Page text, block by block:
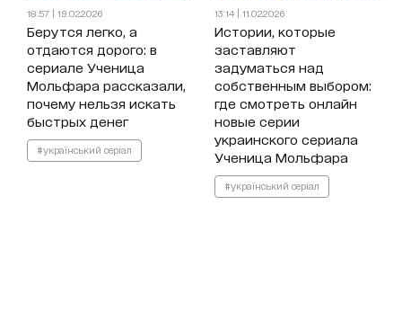
18:57 | 19.02.2026
Берутся легко, а
отдаются дорого: в
сериале Ученица
Мольфара рассказали,
почему нельзя искать
быстрых денег
#український серіал
13:14 | 11.02.2026
Истории, которые
заставляют
задуматься над
собственным выбором:
где смотреть онлайн
новые серии
украинского сериала
Ученица Мольфара
#український серіал